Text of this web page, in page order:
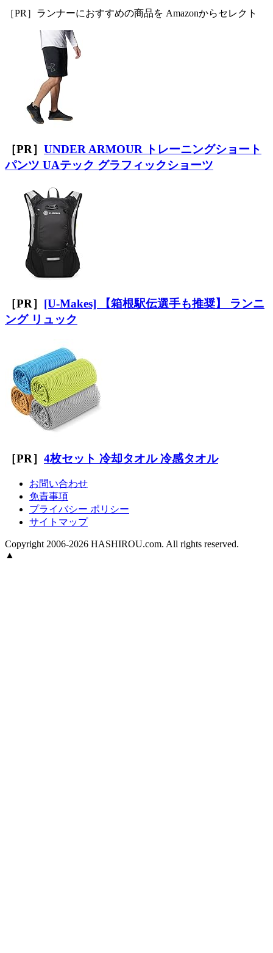
［PR］ランナーにおすすめの商品を Amazonからセレクト
［PR］ UNDER ARMOUR トレーニングショート
パンツ UAテック グラフィックショーツ
［PR］ [U-Makes] 【箱根駅伝選手も推奨】 ランニ
ング リュック
［PR］ 4枚セット 冷却タオル 冷感タオル
お問い合わせ
免責事項
プライバシー ポリシー
サイトマップ
Copyright 2006-2026 HASHIROU.com. All rights reserved.
▲